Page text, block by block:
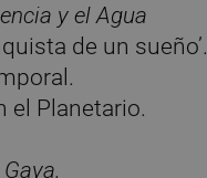
y el Agua
de un sueño’.
el Planetario.